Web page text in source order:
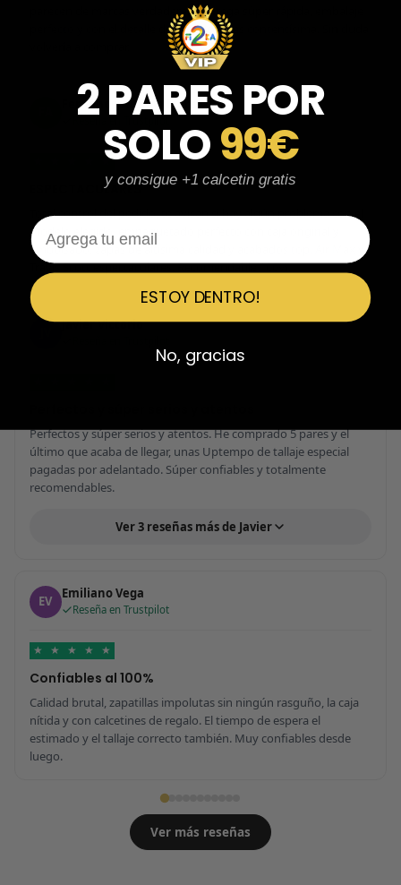
parecen de marcas verdaderas. Entrega súper rápida, embalaje
perfecto y con el detalle de los calcetines contentísima. Sin duda
Fernando Aranda Morales
★
ESPECTACULARES
Total control del pedido, te avisan si hay algún problema con el
modelo elegido, empaquetado perfecto con caja original y
embolsado, zapas de altísima calidad y acabados top. Air Max y
Travis Scott espectaculares. Recomendable 100%.
Javier Victorio
Perfectos y súper serios y atentos. He comprado 5 pares y el
último que acaba de llegar, unas Uptempo de tallaje especial
pagadas por adelantado. Súper confiables y totalmente
recomendables.
Ver 3 reseñas más de Javier
EV Emiliano Vega
Reseña en Trustpilot
★ ★ ★ ★ ★
Confiables al 100%
Calidad brutal, zapatillas impolutas sin ningún rasguño, la caja
nítida y con calcetines de regalo. El tiempo de espera el
estimado y el tallaje correcto también. Muy confiables desde
luego.
Ver más reseñas
2 PARES POR
SOLO99€
y consigue +1 calcetin gratis
Email
ESTOY DENTRO!
No, gracias